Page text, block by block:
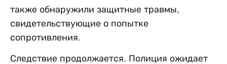
также обнаружили защитные травмы,
свидетельствующие о попытке
сопротивления.
Следствие продолжается. Полиция ожидает